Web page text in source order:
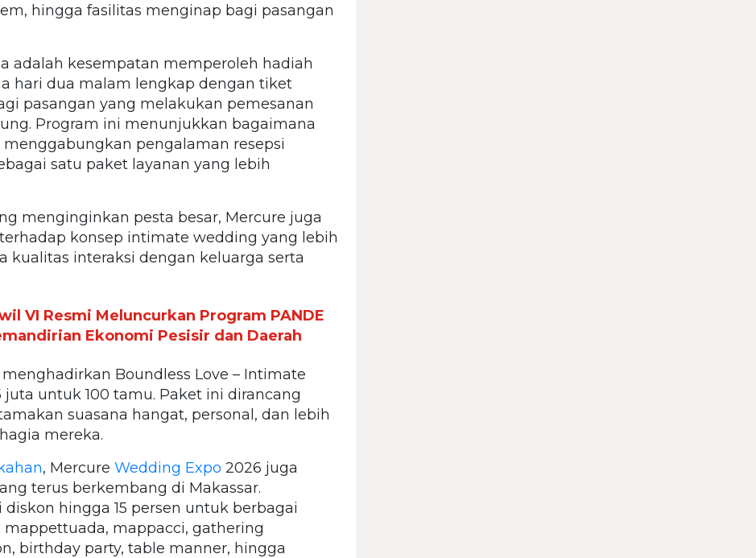
hingga fasilitas menginap bagi pasangan
adalah kesempatan memperoleh hadiah
hari dua malam lengkap dengan tiket
pasangan yang melakukan pemesanan
Program ini menunjukkan bagaimana
pengalaman resepsi
satu paket layanan yang lebih
menginginkan pesta besar, Mercure juga
konsep intimate wedding yang lebih
kualitas interaksi dengan keluarga serta
VI Resmi Meluncurkan Program PANDE
Ekonomi Pesisir dan Daerah
Boundless Love – Intimate
juta untuk 100 tamu. Paket ini dirancang
suasana hangat, personal, dan lebih
mereka.
, Mercure Wedding Expo 2026 juga
terus berkembang di Makassar.
hingga 15 persen untuk berbagai
mappacci, gathering
birthday party, table manner, hingga